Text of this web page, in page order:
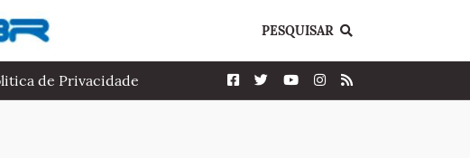
PESQUISAR
de Privacidade